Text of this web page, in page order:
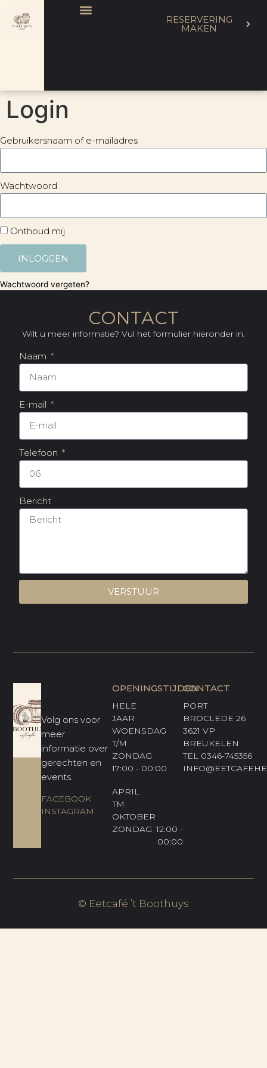
RESERVERING
MAKEN
Login
Gebruikersnaam of e-mailadres
Wachtwoord
Onthoud mij
INLOGGEN
Wachtwoord vergeten?
CONTACT
Wilt u meer informatie? Vul het formulier hieronder in.
Naam
E-mail
Telefoon
Bericht
VERSTUUR
Volg ons voor
meer
informatie over
gerechten en
events.
FACEBOOK
INSTAGRAM
OPENINGSTIJDEN
HELE
JAAR
WOENSDAG
T/M
ZONDAG
17:00 - 00:00
APRIL
TM
OKTOBER
ZONDAG 12:00 -
00:00
CONTACT
PORT
BROCLEDE 26
3621 VP
BREUKELEN
TEL 0346-745356
© Eetcafé ’t Boothuys